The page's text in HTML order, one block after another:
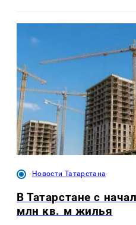
Новости Татарстана
В Татарстане с
млн кв. м жилья